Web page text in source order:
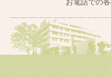
お電話での